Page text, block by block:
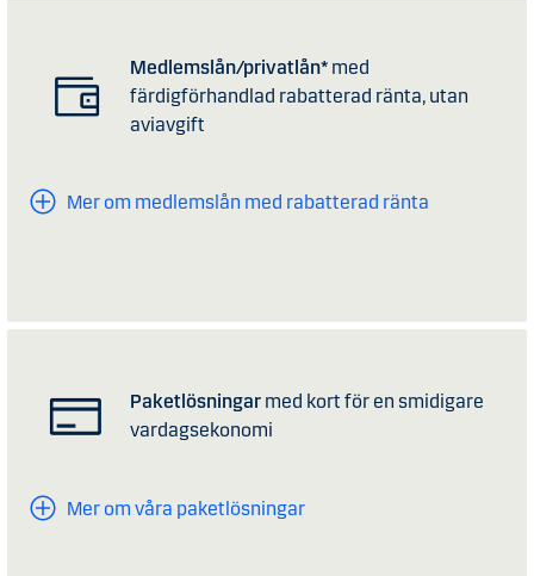
Medlemslån/privatlån* med
färdigförhandlad rabatterad ränta, utan
aviavgift
Mer om medlemslån med rabatterad ränta
Paketlösningar med kort för en smidigare
vardagsekonomi
Mer om våra paketlösningar